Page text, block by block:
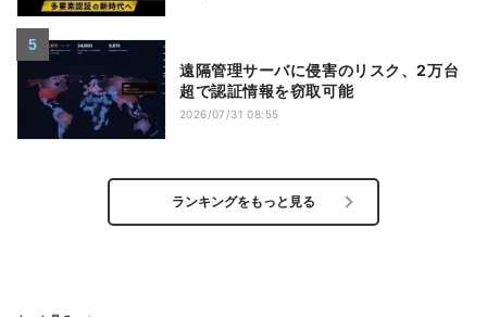
遠隔管理サーバに侵害のリスク、2万台
超で認証情報を窃取可能
2026/07/31 08:55
ランキングをもっと見る